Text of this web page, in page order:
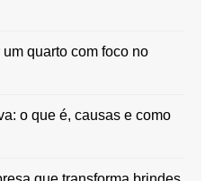
quarto com foco no
o que é, causas e como